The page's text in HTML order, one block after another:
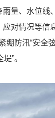
量、水位线
对情况等信
防汛“安全
”。